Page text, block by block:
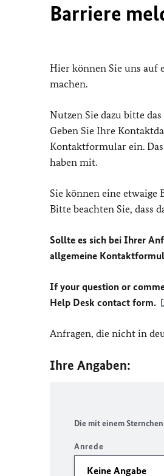
Barriere
Hier können Sie uns auf
machen.
Nutzen Sie dazu bitte das
Geben Sie Ihre
Kontaktformular ein.
haben mit.
Sie können eine etwaige
Bitte beachten Sie, dass
Sollte es sich bei Ihrer
allgemeine
If your question or
Help Desk contact form.
Anfragen, die nicht in
Ihre Angaben:
Die mit einem
Anrede